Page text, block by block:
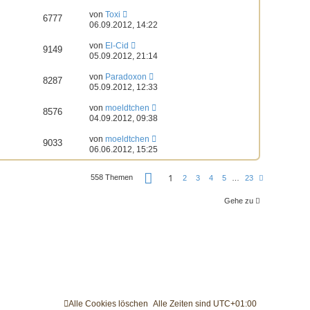
6777 von Toxi
06.09.2012, 14:22
9149 von El-Cid
05.09.2012, 21:14
8287 von Paradoxon
05.09.2012, 12:33
8576 von moeldtchen
04.09.2012, 09:38
9033 von moeldtchen
06.06.2012, 15:25
558 Themen 1 2 3 4 5 23
Gehe zu
Alle Zeiten sind UTC+01:00
Alle Cookies löschen